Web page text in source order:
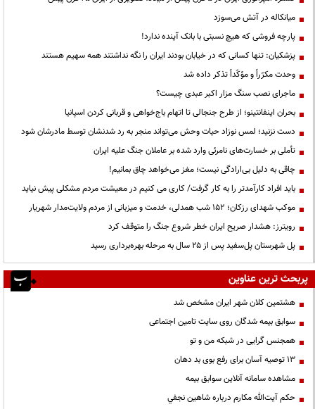
میانکاله در آتش می‌سوزد
پارچه فروشی که هیچ نسبتی با بانک آینده ندارد!
پزشکیان: تنها کسانی که در خیابان بودند ایران را نگه نداشتند همه سهیم هستند
وحدت مکرّراً و مؤکّداً تذکر داده شد
ماجرای نصب سنگ مزار اکبر عبدی چیست؟
بحران اینفانتینو؛ از طرح جنجالی تا اتهام باج‌خواهی و قربانی کردن اسپانیا
دست نزنید؛ لمس نوزاد حیات وحش می‌تواند منجر به رد شدنشان توسط مادرشان شود
تأملی بر خسارت‌های نامرئی وارد شده بر عاملان جنگ علیه ایران
چاقی به دلیل بی‌ارادگی نیست؛ مغز می‌خواهد چاق بمانیم!
باید افراد کارآمدتر را به کار گرفت/ کاری می کنیم در معیشت مردم مشکلی پیش نیاید
موکب شهدای رزکان؛ ۱۵۲ شب همدلی، خدمت و میزبانی از مردم ولایت‌مدار شهریار
رویترز: هشدار صریح ایران خطر شروع جنگ را متوقف کرد
پل شهرستان پل‌سفید پس از ۲۵ سال به مرحله بهره‌برداری رسید
پربحث ترین عناوین
هشتمین کلان شهر ایران مشخص شد
سوابق بیمه شدگان روی سایت تامین اجتماعی
همجنس گرایی در شبکه من و تو
13 توصیه آسان برای رفع بوی بد دهان
مشاهده سامانه آنلاين سوابق بیمه
حكم آيت‌الله مكارم درباره شاهين نجفي